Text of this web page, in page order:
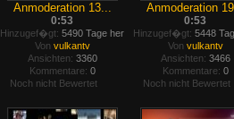
Anmoderation 13...
0:53
Hinzugef�gt: 5490 Tage her
Von vulkantv
Ansichten: 3360
Kommentare: 0
Noch nicht Bewertet
Anmoderation
0:53
Hinzugef�gt: 5448
Von vulkantv
Ansichten: 3466
Kommentare: 0
Noch nicht Bewertet